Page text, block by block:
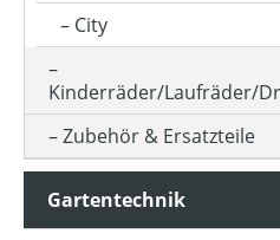
City
Kinderräder/Laufräder/
Zubehör & Ersatzteile
Gartentechnik